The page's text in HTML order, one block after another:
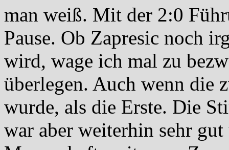
man weiß. Mit der 2:0
Pause. Ob Zapresic noch
wird, wage ich mal zu
überlegen. Auch wenn die
wurde, als die Erste. Die
war aber weiterhin sehr